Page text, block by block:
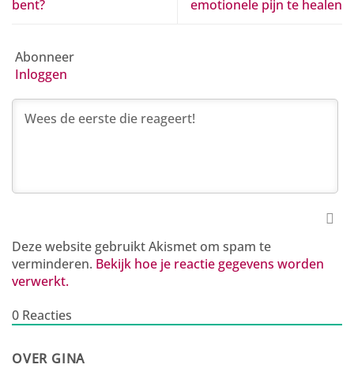
bent?
emotionele pijn te healen
Abonneer
Inloggen
Deze website gebruikt Akismet om spam te
verminderen. Bekijk hoe je reactie gegevens worden
verwerkt.
0 Reacties
OVER GINA